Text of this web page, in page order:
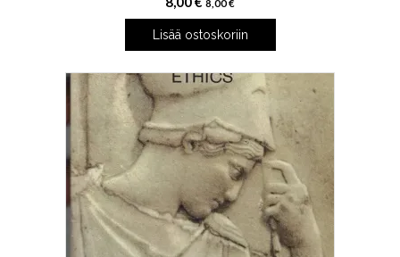
8,00€
Lisää ostoskoriin